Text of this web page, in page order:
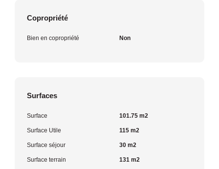
Copropriété
Bien en copropriété Non
Surfaces
Surface 101.75 m2
Surface Utile 115 m2
Surface séjour 30 m2
Surface terrain 131 m2